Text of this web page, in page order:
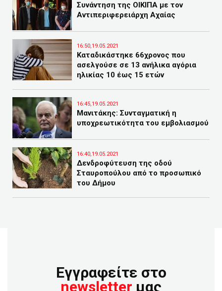
Συνάντηση της ΟΙΚΙΠΑ με τον
Αντιπεριφερειάρχη Αχαίας
16:50,19.05.2021
Καταδικάστηκε 66χρονος που
ασελγούσε σε 13 ανήλικα αγόρια
ηλικίας 10 έως 15 ετών
16:45,19.05.2021
Μανιτάκης: Συνταγματική η
υποχρεωτικότητα του εμβολιασμού
16:40,19.05.2021
Δενδροφύτευση της οδού
Σταυροπούλου από το προσωπικό
του Δήμου
Εγγραφείτε στο
newsletter μας